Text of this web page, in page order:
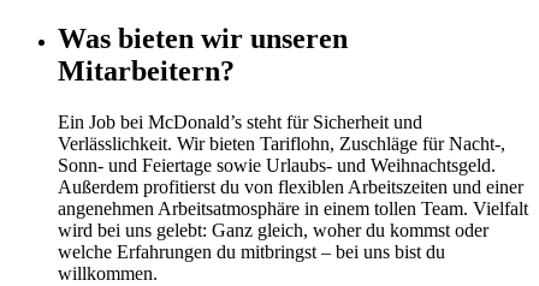
Was bieten wir unseren
Mitarbeitern?
Ein Job bei McDonald’s steht für Sicherheit und
Verlässlichkeit. Wir bieten Tariflohn, Zuschläge für Nacht-,
Sonn- und Feiertage sowie Urlaubs- und Weihnachtsgeld.
Außerdem profitierst du von flexiblen Arbeitszeiten und einer
angenehmen Arbeitsatmosphäre in einem tollen Team. Vielfalt
wird bei uns gelebt: Ganz gleich, woher du kommst oder
welche Erfahrungen du mitbringst – bei uns bist du
willkommen.